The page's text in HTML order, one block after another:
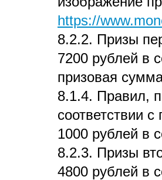
https://
8.2.2. Призы
7200 рублей в
призовая
8.1.4. Правил,
соответствии
1000 рублей в
8.2.3. Призы
4800 рублей в